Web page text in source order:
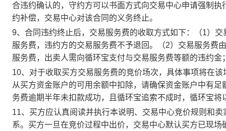
合违约确认的，守约方可以书面方式向交易中心申请强制
约补偿，交易中心对该合同的义务终止。
9、合同违约终止后，交易服务费的收取方式如下：（1）
服务费，违约方的交易服务费不予退回。（2）交易服务费
服务费，出卖人需向循环宝支付与交易服务费等额的违约
10、对于收取买方交易服务费的竞价场次，具体事项将在
从买方资金账户的可用余额中扣除，请确保资金账户中有
务费逾期半年未扣款成功，且循环宝追索不成时，循环宝将
11、买方应认真阅读并执行本说明、交易中心竞价规则和
系。买方一旦在竞价过程中出价，交易中心默认买方已现